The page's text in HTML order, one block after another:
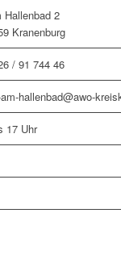
Hallenbad 2
Kranenburg
/ 91 744 46
hallenbad@awo-
17 Uhr